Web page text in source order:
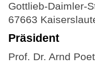
Gottlieb-Daimler-
67663
Präsident
Prof. Dr. Arnd